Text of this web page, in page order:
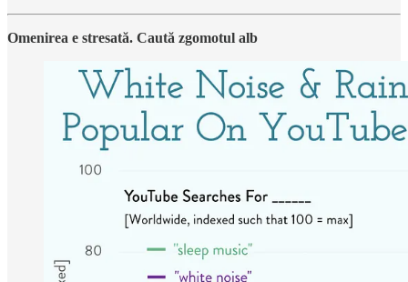
Omenirea e stresată. Caută zgomotul alb